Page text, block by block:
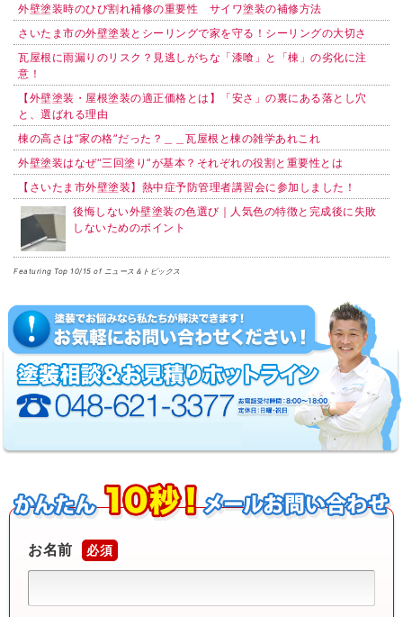
外壁塗装時のひび割れ補修の重要性 サイワ塗装の補修方法
さいたま市の外壁塗装とシーリングで家を守る！シーリングの大切さ
瓦屋根に雨漏りのリスク？見逃しがちな「漆喰」と「棟」の劣化に注
意！
【外壁塗装・屋根塗装の適正価格とは】「安さ」の裏にある落とし穴
と、選ばれる理由
棟の高さは“家の格”だった？＿＿瓦屋根と棟の雑学あれこれ
外壁塗装はなぜ“三回塗り”が基本？それぞれの役割と重要性とは
【さいたま市外壁塗装】熱中症予防管理者講習会に参加しました！
後悔しない外壁塗装の色選び｜人気色の特徴と完成後に失敗
しないためのポイント
Featuring Top 10/15 of ニュース＆トピックス
お名前 必須